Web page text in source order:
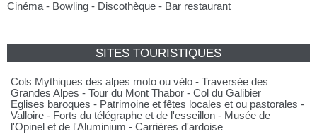
Cinéma - Bowling - Discothèque - Bar restaurant
SITES TOURISTIQUES
Cols Mythiques des alpes moto ou vélo - Traversée des
Grandes Alpes - Tour du Mont Thabor - Col du Galibier
Eglises baroques - Patrimoine et fêtes locales et ou pastorales -
Valloire - Forts du télégraphe et de l'esseillon - Musée de
l'Opinel et de l'Aluminium - Carrières d'ardoise